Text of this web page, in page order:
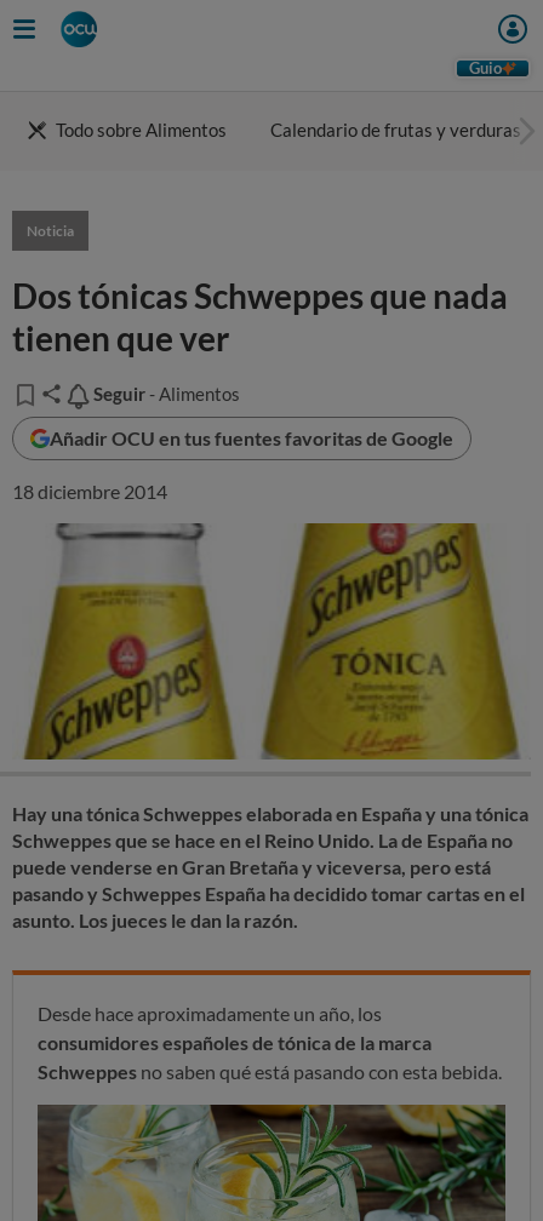
Guio
Todo sobre Alimentos Calendario de frutas y verduras
Noticia
Dos tónicas Schweppes que nada
tienen que ver
Seguir
Seguir - Alimentos
Añadir OCU en tus fuentes favoritas de Google
18 diciembre 2014
Hay una tónica Schweppes elaborada en España y una tónica
Schweppes que se hace en el Reino Unido. La de España no
puede venderse en Gran Bretaña y viceversa, pero está
pasando y Schweppes España ha decidido tomar cartas en el
asunto. Los jueces le dan la razón.
Desde hace aproximadamente un año, los
consumidores españoles de tónica de la marca
Schweppes no saben qué está pasando con esta bebida.